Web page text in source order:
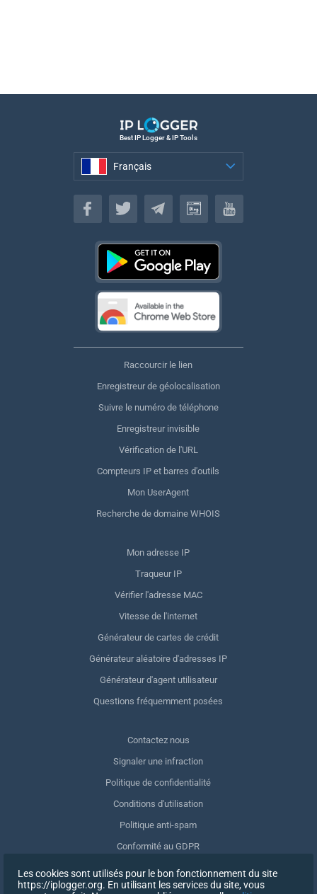
Best IP Logger & IP Tools
Français
Français
Raccourcir le lien
Enregistreur de géolocalisation
Suivre le numéro de téléphone
Enregistreur invisible
Vérification de l'URL
Compteurs IP et barres d'outils
Mon UserAgent
Recherche de domaine WHOIS
Mon adresse IP
Traqueur IP
Vérifier l'adresse MAC
Vitesse de l'internet
Générateur de cartes de crédit
Générateur aléatoire d'adresses IP
Générateur d'agent utilisateur
Questions fréquemment posées
Contactez nous
Signaler une infraction
Politique de confidentialité
Conditions d'utilisation
Politique anti-spam
Conformité au GDPR
Supprimer mes données
Retrait du consentement
Les cookies sont utilisés pour le bon fonctionnement du site
https://iplogger.org. En utilisant les services du site, vous